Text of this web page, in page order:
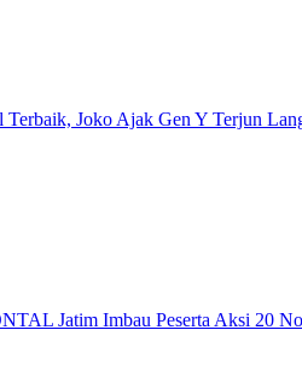
Joko Ajak Gen Y Terjun
Jatim Imbau Peserta Aksi 20